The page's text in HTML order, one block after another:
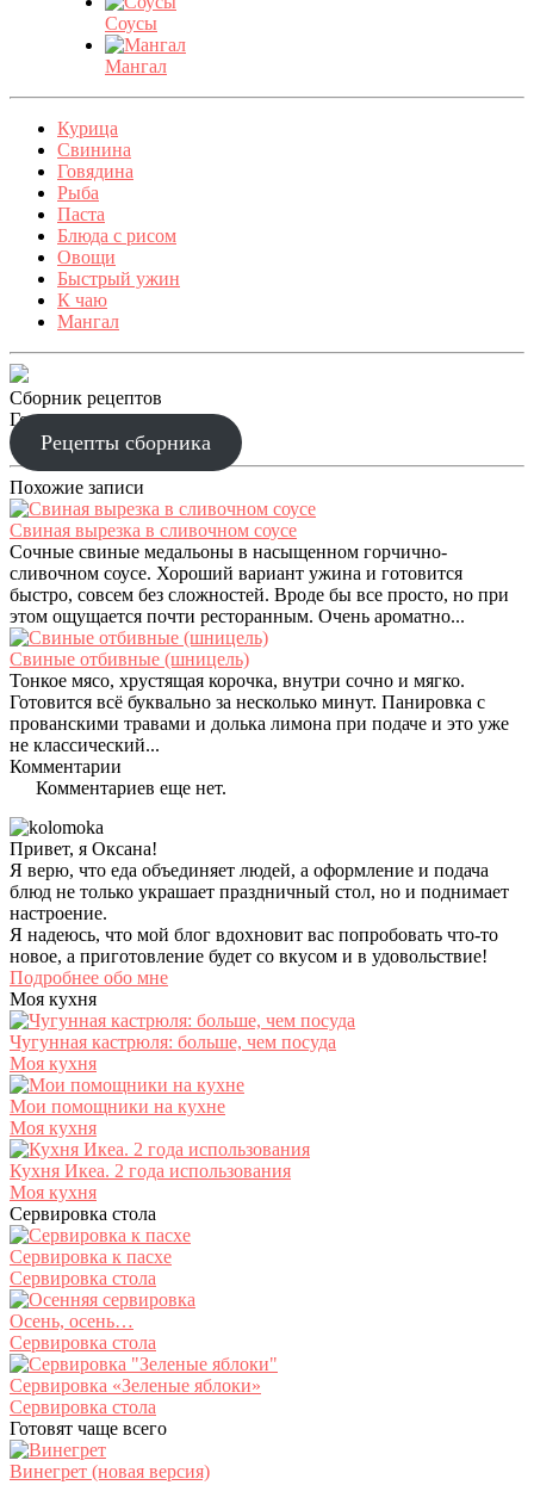
Соусы
Мангал
Курица
Свинина
Говядина
Рыба
Паста
Блюда с рисом
Овощи
Быстрый ужин
К чаю
Мангал
Сборник рецептов
Готовим праздник
Рецепты сборника
Похожие записи
Свиная вырезка в сливочном соусе
Сочные свиные медальоны в насыщенном горчично-
сливочном соусе. Хороший вариант ужина и готовится
быстро, совсем без сложностей. Вроде бы все просто, но при
этом ощущается почти ресторанным. Очень ароматно...
Свиные отбивные (шницель)
Тонкое мясо, хрустящая корочка, внутри сочно и мягко.
Готовится всё буквально за несколько минут. Панировка с
прованскими травами и долька лимона при подаче и это уже
не классический...
Комментарии
Комментариев еще нет.
Привет, я Оксана!
Я верю, что еда объединяет людей, а оформление и подача
блюд не только украшает праздничный стол, но и поднимает
настроение.
Я надеюсь, что мой блог вдохновит вас попробовать что-то
новое, а приготовление будет со вкусом и в удовольствие!
Подробнее обо мне
Моя кухня
Чугунная кастрюля: больше, чем посуда
Моя кухня
Мои помощники на кухне
Моя кухня
Кухня Икеа. 2 года использования
Моя кухня
Сервировка стола
Сервировка к пасхе
Сервировка стола
Осень, осень…
Сервировка стола
Сервировка «Зеленые яблоки»
Сервировка стола
Готовят чаще всего
Винегрет (новая версия)